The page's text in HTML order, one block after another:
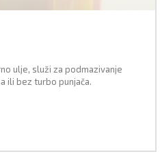
ulje, služi za podmazivanje
ili bez turbo punjača.